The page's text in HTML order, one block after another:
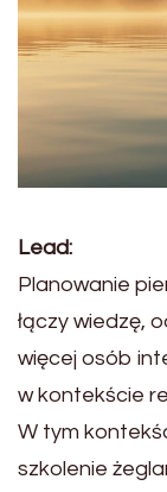
Lead:
Planowanie
łączy wiedzę,
więcej osób
w kontekście
W tym
szkolenie